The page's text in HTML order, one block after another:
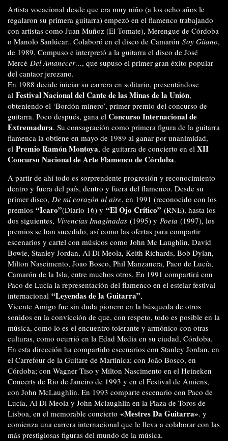
Artista vocacional desde que era muy niño (a los ocho años le
regalaron su primera guitarra) empezó en el flamenco trabajando
con artistas como Juan Muñoz (El Tomate), Merengue de Córdoba
o Manolo Sanlúcar.. Colaboró en el disco de Camarón Soy Gitano,
de 1989. Compuso e interpretó a la guitarra el disco de José
Mercé Del Amanecer…, que supuso el primer gran éxito popular
del cantaor jerezano.
En 1988 decide iniciar su carrera en solitario, presentándose
al Festival Nacional del Cante de las Minas de la Unión,
obteniendo el ‘Bordón minero’, primer premio del concurso de
guitarra. Poco después, gana el Concurso Internacional de
Extremadura. Su consagración como primera figura de la guitarra
flamenca la obtiene en mayo de 1989 al ganar por unanimidad,
el Premio Ramón Montoya, de guitarra de concierto en el XII
Concurso Nacional de Arte Flamenco de Córdoba.
A partir de ahí todo es sorprendente progresión y reconocimiento
dentro y fuera del país, dentro y fuera del flamenco. Desde su
primer disco, De mi corazón al aire, en 1991 (reconocido con los
premios “Icaro”(Diario 16) y “El Ojo Crítico” (RNE), hasta los
dos siguientes, Vivencias Imaginadas (1995) y Poeta (1997), los
premios se han sucedido, así como las ofertas para compartir
escenarios y cartel con músicos como John Mc Laughlin, David
Bowie, Stanley Jordan, Al Di Meola, Keith Richards, Bob Dylan,
Milton Nascimento, Joao Bosco, Phil Manzanera, Paco de Lucía,
Camarón de la Isla, entre muchos otros. En 1991 compartirá con
Paco de Lucía la representación del flamenco en el estelar festival
internacional “Leyendas de la Guitarra”,
Vicente Amigo fue sin duda pionero en la búsqueda de otros
sonidos en la convicción de que, con respeto, todo es posible en la
música, como lo es el encuentro tolerante y armónico con otras
culturas, como ocurrió en la Edad Media en su ciudad, Córdoba.
En esta dirección ha compartido escenarios con Stanley Jordan, en
el Carrefour de la Guitare de Martinica; con João Bosco, en
Córdoba; con Wagner Tiso y Milton Nascimento en el Heineken
Concerts de Rio de Janeiro de 1993 y en el Festival de Amiens,
con John McLaughlin. En 1993 comparte escenario con Paco de
Lucía, Al Di Meola y John Mclaughlin en la Plaza de Toros de
Lisboa, en el memorable concierto «Mestres Da Guitarra». y
comienza una carrera internacional que le lleva a colaborar con las
más prestigiosas figuras del mundo de la música.